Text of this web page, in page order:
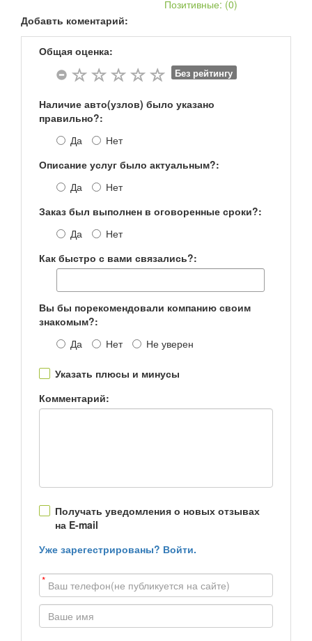
Позитивные: (0)
Добавть коментарий:
Общая оценка:
Без рейтингу
Наличие авто(узлов) было указано
правильно?:
Да
Нет
Описание услуг было актуальным?:
Да
Нет
Заказ был выполнен в оговоренные сроки?:
Да
Нет
Как быстро с вами связались?:
Вы бы порекомендовали компанию своим
знакомым?:
Да
Нет Не уверен
Указать плюсы и минусы
Комментарий:
Получать уведомления о новых отзывах
на E-mail
Уже зарегестрированы? Войти.
*